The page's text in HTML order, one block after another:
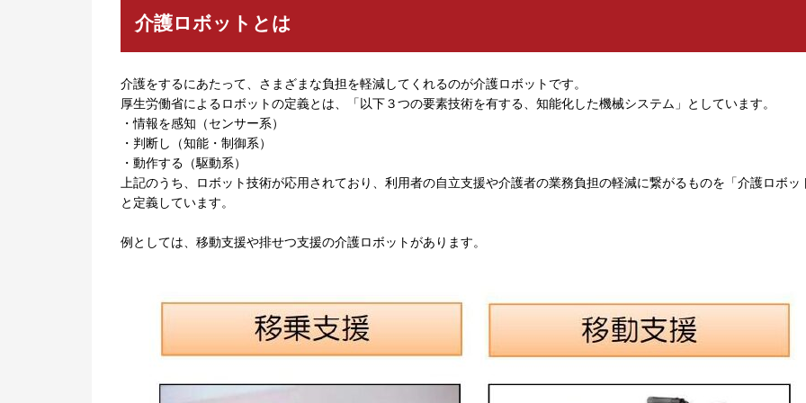
介護ロボットとは
介護をするにあたって、さまざまな負担を軽減してくれるのが介護ロボットです。
厚生労働省によるロボットの定義とは、「以下３つの要素技術を有する、知能化した機械システム」としています。
・情報を感知（センサー系）
・判断し（知能・制御系）
・動作する（駆動系）
上記のうち、ロボット技術が応用されており、利用者の自立支援や介護者の業務負担の軽減に繋がるものを「介護ロボッ
と定義しています。
例としては、移動支援や排せつ支援の介護ロボットがあります。